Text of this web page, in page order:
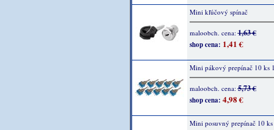
Mini kľúčový spínač
maloobch. cena:1,63 €
shop cena: 1,41 €
Mini pákový prepínač 10 ks
maloobch. cena:5,73 €
shop cena: 4,98 €
Mini posuvný prepínač 10 ks